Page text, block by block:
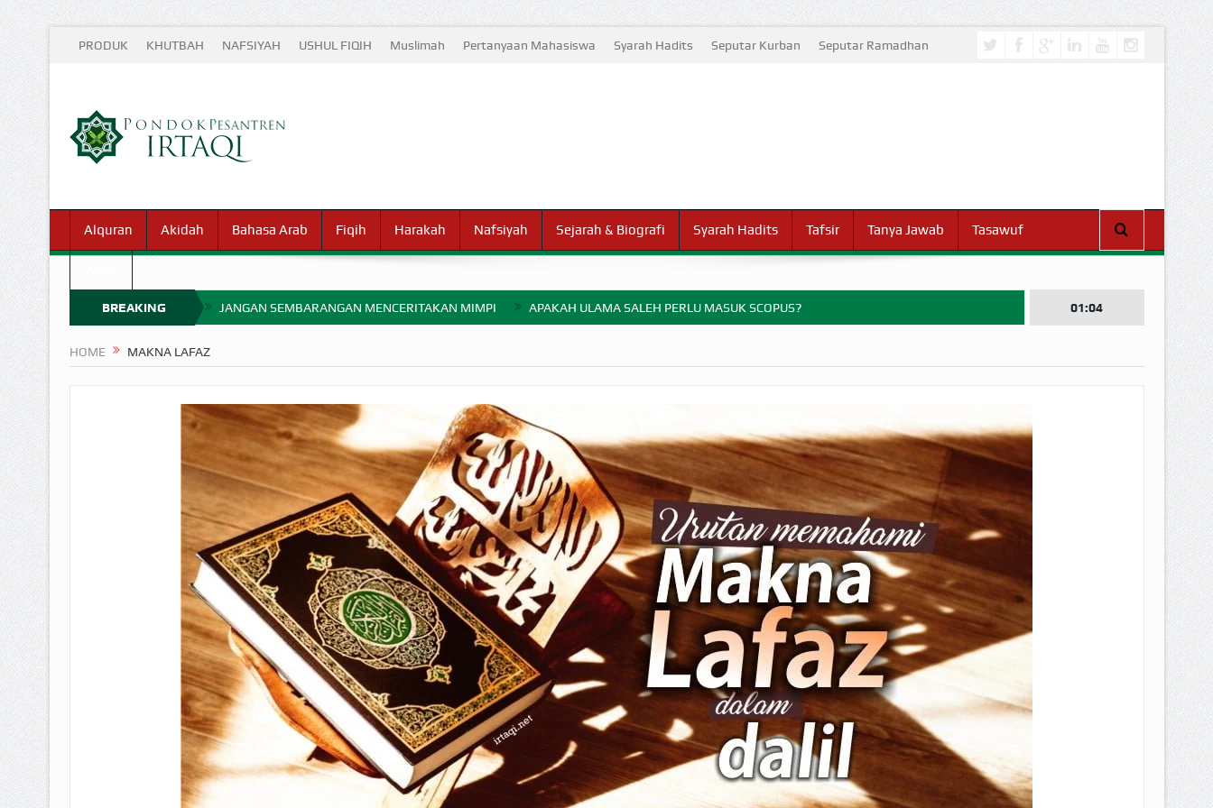
PRODUK KHUTBAH NAFSIYAH USHUL FIQIH Muslimah Pertanyaan Mahasiswa Syarah Hadits Seputar Kurban Seputar Ramadhan
Alquran Akidah Bahasa Arab Fiqih Harakah Nafsiyah Sejarah & Biografi Syarah Hadits Tafsir Tanya Jawab Tasawuf
BREAKING
NEWS
JANGAN SEMBARANGAN MENCERITAKAN MIMPI APAKAH ULAMA SALEH PERLU MASUK SCOPUS?
BAGAIMANA CARA MEMBAYAR ZAKAT UANG? UANG HARAM BISA MENJADI HALAL JIKA SEBAB KEPEMILIKANNYA BERUBAH
ISTIDLAL BATIL VS ISTIDLAL SYAR’I BAHASA CINTA KARENA ALLAH HUKUM MEMBAYAR ZAKAT DENGAN CARA MENGANGSUR
HUKUM MEMBAYAR ZAKAT KEPADA KERABAT SENDIRI
01:04
HOME MAKNA LAFAZ